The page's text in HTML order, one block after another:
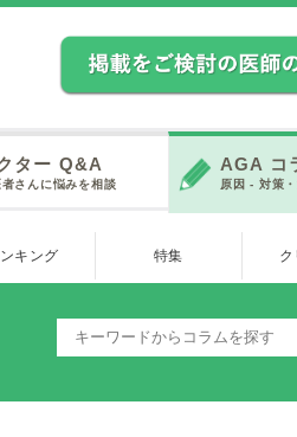
ター Q&A
者さんに悩みを相談
AGA コ
原因 - 対策
キング 特集 ク